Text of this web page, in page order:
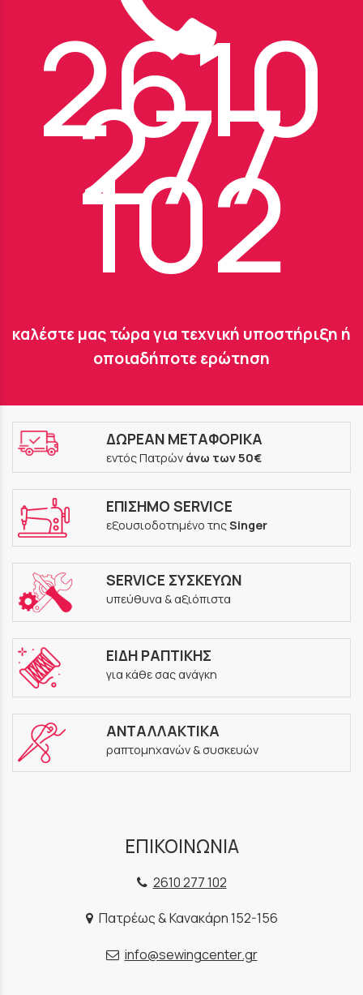
2610
277
102
καλέστε μας τώρα για τεχνική υποστήριξη ή
οποιαδήποτε ερώτηση
ΔΩΡΕΑΝ ΜΕΤΑΦΟΡΙΚΑ
εντός Πατρών άνω των 50€
ΕΠΙΣΗΜΟ SERVICE
εξουσιοδοτημένο τηςSinger
SERVICE ΣΥΣΚΕΥΩΝ
υπεύθυνα & αξιόπιστα
ΕΙΔΗ ΡΑΠΤΙΚΗΣ
για κάθε σας ανάγκη
ΑΝΤΑΛΛΑΚΤΙΚΑ
ραπτομηχανών & συσκευών
ΕΠΙΚΟΙΝΩΝΙΑ
2610 277 102
Πατρέως & Κανακάρη 152-156
info@sewingcenter.gr